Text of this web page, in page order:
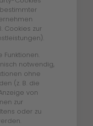
Cookies zur
notwendig,
ohne
(z. B. die
von
zur
oder zu